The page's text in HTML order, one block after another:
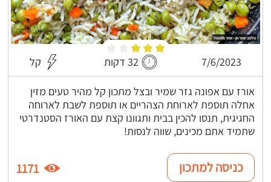
7/6/2023 32 דקות קל
אורז עם אפונה גזר שמיר ובצל מתכון קל מהיר טעים מזין
אחלה תוספת לארוחת הצהריים או תוספת לשבת לארוחה
החגיגית, תנסו להכין בבית ותגוונו קצת עם האורז הסטנדרטי
שתמיד אתם מכינים, שווה לנסות!
כניסה למתכון 1171